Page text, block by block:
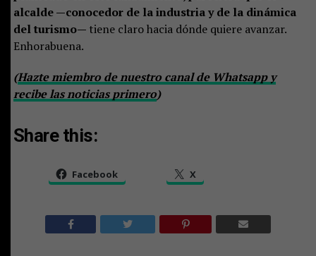
alcalde —conocedor de la industria y de la dinámica
del turismo— tiene claro hacia dónde quiere avanzar.
Enhorabuena.
(Hazte miembro de nuestro canal de Whatsapp y
recibe las noticias primero)
Share this:
Facebook X